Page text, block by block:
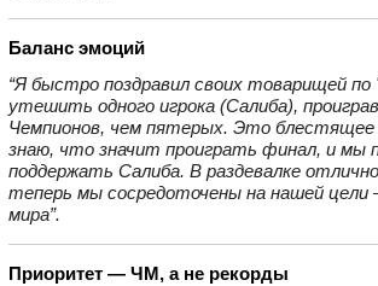
Баланс эмоций
“Я быстро поздравил своих товарищей
утешить одного игрока (Салиба),
Чемпионов, чем пятерых. Это
знаю, что значит проиграть финал, и мы
поддержать Салиба. В раздевалке
теперь мы сосредоточены на нашей
мира”.
Приоритет — ЧМ, а не рекорды